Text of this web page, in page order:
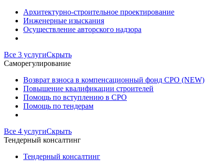
Архитектурно-строительное проектирование
Инженерные изыскания
Осуществление авторского надзора
Все 3 услугиСкрыть
Саморегулирование
Возврат взноса в компенсационный фонд СРО (NEW)
Повышение квалификации строителей
Помощь по вступлению в СРО
Помощь по тендерам
Все 4 услугиСкрыть
Тендерный консалтинг
Тендерный консалтинг